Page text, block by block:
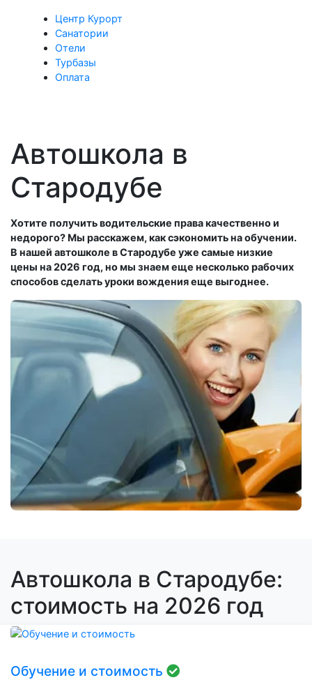
Центр Курорт
Санатории
Отели
Турбазы
Оплата
Автошкола в
Стародубе
Хотите получить водительские права качественно и
недорого? Мы расскажем, как сэкономить на обучении.
В нашей автошколе в Стародубе уже самые низкие
цены на 2026 год, но мы знаем еще несколько рабочих
способов сделать уроки вождения еще выгоднее.
Автошкола в Стародубе:
стоимость на 2026 год
Обучение и стоимость